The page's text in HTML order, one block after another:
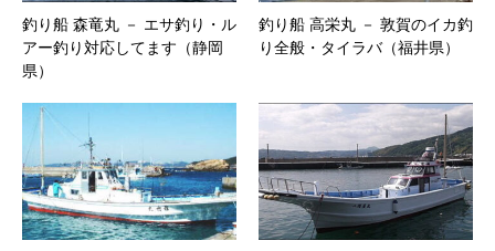
釣り船 森竜丸 － エサ釣り・ル
アー釣り対応してます（静岡
県）
釣り船 高栄丸 － 敦賀のイカ釣
り全般・タイラバ（福井県）